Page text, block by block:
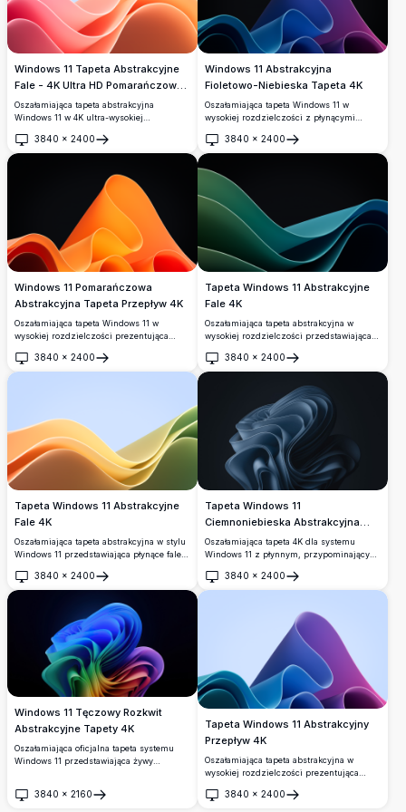
Windows 11 Tapeta Abstrakcyjne
Fale - 4K Ultra HD Pomarańczowo-
Różowy Gradient Tło Pulpitu
Oszałamiająca tapeta abstrakcyjna
Windows 11 w 4K ultra-wysokiej
płynące fale w żywych gradientach
pomarańczowym i różowym na tle
nowoczesne tło pulpitu dla
szerokoekranowych monitorów i
współczesnych wyświetlaczy.
3840 × 2400
Otwórz
Windows 11 Abstrakcyjna
Fioletowo-Niebieska Tapeta 4K
Oszałamiająca tapeta Windows 11 w
wysokiej rozdzielczości z płynącymi
gradientach fioletu, błękitu i turkusu na
ciemnym tle. Idealna do nowoczesnej
personalizacji pulpitu z płynnymi
krzywymi i premium atrakcyjnością
wizualną.
3840 × 2400
Otwórz
Windows 11 Pomarańczowa
Abstrakcyjna Tapeta Przepływ 4K
Oszałamiająca tapeta Windows 11 w
wysokiej rozdzielczości prezentująca
abstrakcyjne kształty na tle głębokiej
czerni. Nowoczesny minimalistyczny
3840 × 2400
Otwórz
Tapeta Windows 11 Abstrakcyjne
Fale 4K
Oszałamiająca tapeta abstrakcyjna w
wysokiej rozdzielczości przedstawiająca
niebiesko-zielonych i zielonych na
ciemnym tle. Idealna do nowoczesnych
konfiguracji pulpitu z gładkimi,
dynamicznymi krzywymi tworzącymi
głębię wizualną i współczesny urok.
3840 × 2400
Otwórz
Tapeta Windows 11 Abstrakcyjne
Fale 4K
Oszałamiająca tapeta abstrakcyjna w stylu
Windows 11 przedstawiająca płynące fale w
zielonych gradientach na tle delikatnego
niebieskiego tła. Idealne tło pulpitu
wysokiej rozdzielczości z gładkimi,
nowoczesnymi elementami designu, które
oddają esencję współczesnej estetyki
3840 × 2400
Otwórz
Tapeta Windows 11
Ciemnoniebieska Abstrakcyjna
Kwitnąca
Oszałamiająca tapeta 4K dla systemu
Windows 11 z płynnym, przypominającym
odcieniach granatowego błękitu. Gładkie
warstwowe krzywe dramatycznie wyłaniają
trójwymiarowy efekt rzeźbiarski.
3840 × 2400
Otwórz
Windows 11 Tęczowy Rozkwit
Abstrakcyjne Tapety 4K
Oszałamiająca oficjalna tapeta systemu
Windows 11 przedstawiająca żywy
niebieskiego do zielonego, żółtego,
3840 × 2160
Otwórz
Tapeta Windows 11 Abstrakcyjny
Przepływ 4K
Oszałamiająca tapeta abstrakcyjna w
wysokiej rozdzielczości prezentująca
gradientach niebieskim, fioletowym i
3840 × 2400
Otwórz